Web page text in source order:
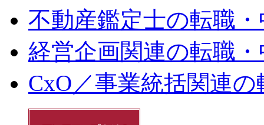
不動産鑑定士の転職
経営企画関連の転職
CxO／事業統括関連